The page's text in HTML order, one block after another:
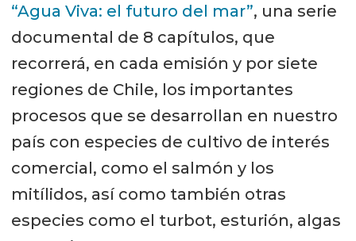
“Agua Viva: el futuro del mar”, una serie
documental de 8 capítulos, que
recorrerá, en cada emisión y por siete
regiones de Chile, los importantes
procesos que se desarrollan en nuestro
país con especies de cultivo de interés
comercial, como el salmón y los
mitílidos, así como también otras
especies como el turbot, esturión, algas